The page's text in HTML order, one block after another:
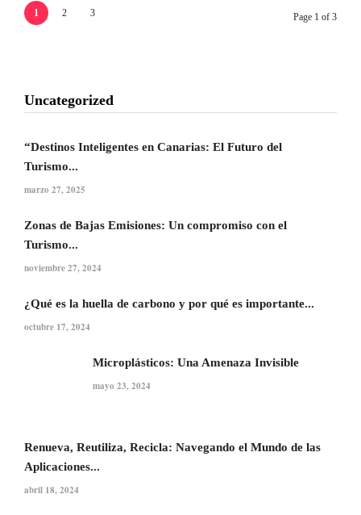
1 2 3 Page 1 of 3
Uncategorized
“Destinos Inteligentes en Canarias: El Futuro del
Turismo...
marzo 27, 2025
Zonas de Bajas Emisiones: Un compromiso con el
Turismo...
noviembre 27, 2024
¿Qué es la huella de carbono y por qué es importante...
octubre 17, 2024
Microplásticos: Una Amenaza Invisible
mayo 23, 2024
Renueva, Reutiliza, Recicla: Navegando el Mundo de las
Aplicaciones...
abril 18, 2024